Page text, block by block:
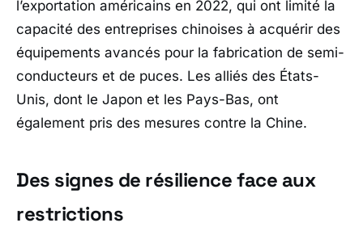
l’exportation américains en 2022, qui ont limité la
capacité des entreprises chinoises à acquérir des
équipements avancés pour la fabrication de semi-
conducteurs et de puces. Les alliés des États-
Unis, dont le Japon et les Pays-Bas, ont
également pris des mesures contre la Chine.
Des signes de résilience face aux
restrictions